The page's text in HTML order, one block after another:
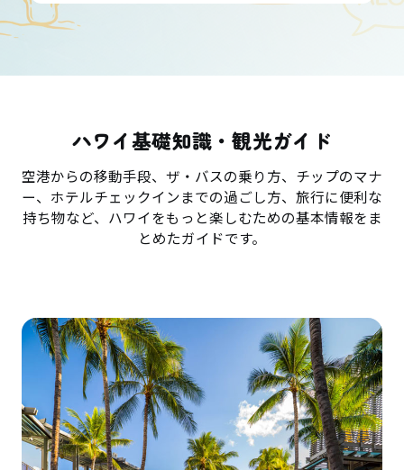
ハワイ基礎知識・観光ガイド
空港からの移動手段、ザ・バスの乗り方、チップのマナ
ー、ホテルチェックインまでの過ごし方、旅行に便利な
持ち物など、ハワイをもっと楽しむための基本情報をま
とめたガイドです。